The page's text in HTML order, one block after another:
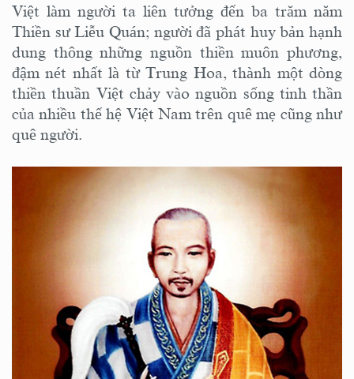
Việt làm người ta liên tưởng đến ba trăm năm
Thiền sư Liễu Quán; người đã phát huy bản hạnh
dung thông những nguồn thiền muôn phương,
đậm nét nhất là từ Trung Hoa, thành một dòng
thiền thuần Việt chảy vào nguồn sống tinh thần
của nhiều thế hệ Việt Nam trên quê mẹ cũng như
quê người.